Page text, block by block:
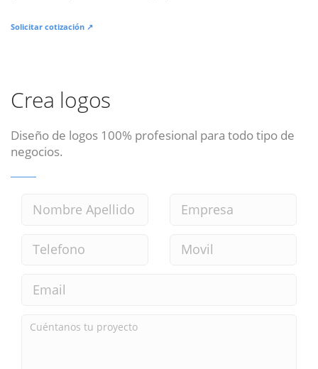
Solicitar cotización ↗
Crea logos
Diseño de logos 100% profesional para todo tipo de
negocios.